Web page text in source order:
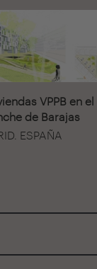
VPPB en el
de Barajas
ESPAÑA